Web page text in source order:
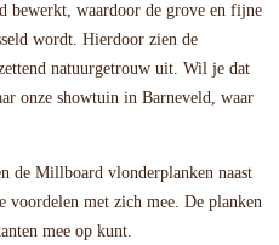
bewerkt, waardoor de grove en fijne
wordt. Hierdoor zien de
natuurgetrouw uit. Wil je dat
onze showtuin in Barneveld, waar
de Millboard vlonderplanken naast
voordelen met zich mee. De planken
mee op kunt.